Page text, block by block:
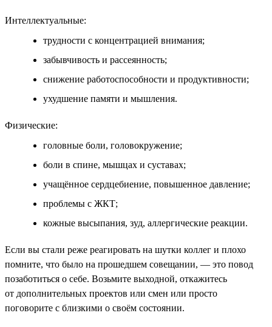
Интеллектуальные:
трудности с концентрацией внимания;
забывчивость и рассеянность;
снижение работоспособности и продуктивности;
ухудшение памяти и мышления.
Физические:
головные боли, головокружение;
боли в спине, мышцах и суставах;
учащённое сердцебиение, повышенное давление;
проблемы с ЖКТ;
кожные высыпания, зуд, аллергические реакции.
Если вы стали реже реагировать на шутки коллег и плохо
помните, что было на прошедшем совещании, — это повод
позаботиться о себе. Возьмите выходной, откажитесь
от дополнительных проектов или смен или просто
поговорите с близкими о своём состоянии.